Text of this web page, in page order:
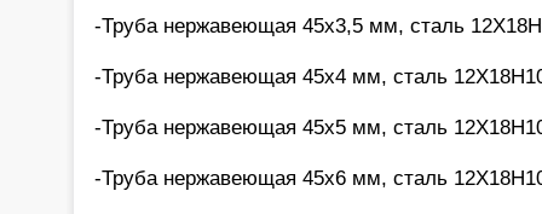
-Труба нержавеющая 45х3,5 мм, сталь
-Труба нержавеющая 45х4 мм, сталь
-Труба нержавеющая 45х5 мм, сталь
-Труба нержавеющая 45х6 мм, сталь